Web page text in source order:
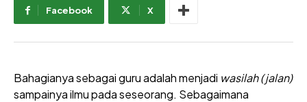
Facebook X
Bahagianya sebagai guru adalah menjadi wasilah (jalan)
sampainya ilmu pada seseorang. Sebagaimana